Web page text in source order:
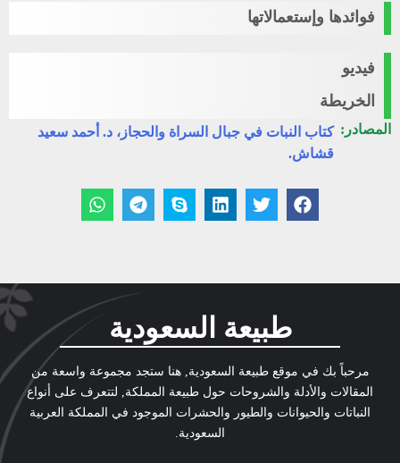
فوائدها وإستعمالاتها
فيديو
الخريطة
المصادر: كتاب النبات في جبال السراة والحجاز، د. أحمد سعيد
قشاش.
طبيعة السعودية
مرحباً بك في موقع طبيعة السعودية, هنا ستجد مجموعة واسعة من
المقالات والأدلة والشروحات حول طبيعة المملكة, لتتعرف على أنواع
النباتات والحيوانات والطيور والحشرات الموجود في المملكة العربية
السعودية.